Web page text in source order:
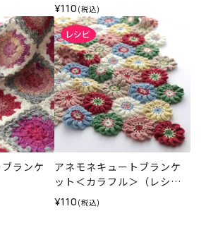
¥110 (税込)
ランケ
アネモネキュートブランケ
ット＜カラフル＞（レシ
ピ）
¥110 (税込)